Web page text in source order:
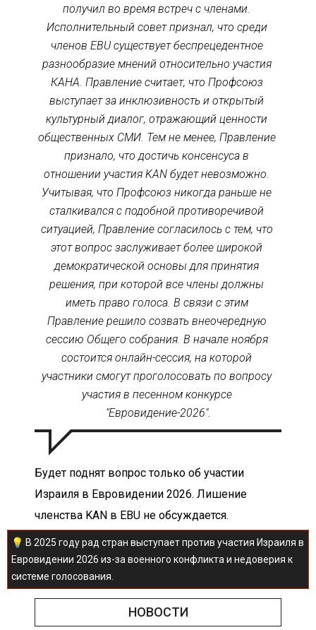
получил во время встреч с членами.
Исполнительный совет признал, что среди
членов EBU существует беспрецедентное
разнообразие мнений относительно участия
КАНА. Правление считает, что Профсоюз
выступает за инклюзивность и открытый
культурный диалог, отражающий ценности
общественных СМИ. Тем не менее, Правление
признало, что достичь консенсуса в
отношении участия KAN будет невозможно.
Учитывая, что Профсоюз никогда раньше не
сталкивался с подобной противоречивой
ситуацией, Правление согласилось с тем, что
этот вопрос заслуживает более широкой
демократической основы для принятия
решения, при которой все члены должны
иметь право голоса. В связи с этим
Правление решило созвать внеочередную
сессию Общего собрания. В начале ноября
состоится онлайн-сессия, на которой
участники смогут проголосовать по вопросу
участия в песенном конкурсе
"Евровидение-2026".
Будет поднят вопрос только об участии
Израиля в Евровидении 2026. Лишение
членства KAN в EBU не обсуждается.
💡 В 2025 году рад стран выступает против участия Израиля в
Евровидении 2026 из-за военного конфликта и недоверия к
системе голосования.
НОВОСТИ